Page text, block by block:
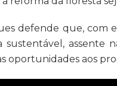
defende que, com
sustentável, assente
oportunidades aos